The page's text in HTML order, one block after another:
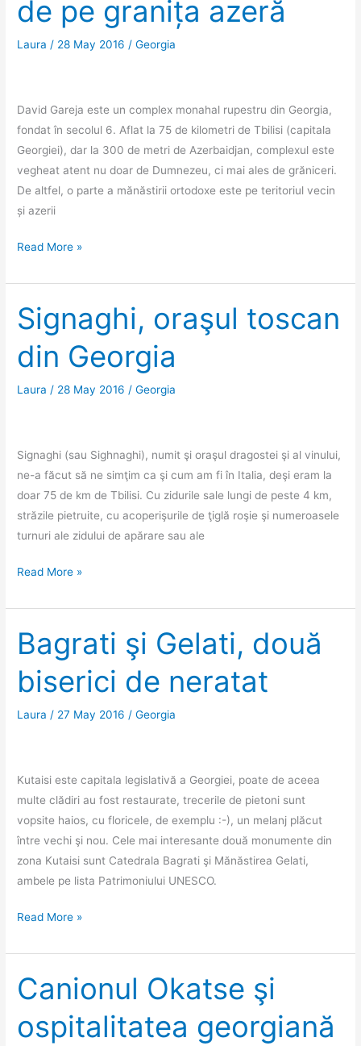
de pe granița azeră
Laura / 28 May 2016 /Georgia
David Gareja este un complex monahal rupestru din Georgia,
fondat în secolul 6. Aflat la 75 de kilometri de Tbilisi (capitala
Georgiei), dar la 300 de metri de Azerbaidjan, complexul este
vegheat atent nu doar de Dumnezeu, ci mai ales de grăniceri.
De altfel, o parte a mănăstirii ortodoxe este pe teritoriul vecin
și azerii
David
mănăstirea
ortodoxă
de
pe
granița
azeră
Read More »
Signaghi, oraşul toscan
din Georgia
Laura / 28 May 2016 /Georgia
Signaghi (sau Sighnaghi), numit şi oraşul dragostei şi al vinului,
ne-a făcut să ne simţim ca şi cum am fi în Italia, deşi eram la
doar 75 de km de Tbilisi. Cu zidurile sale lungi de peste 4 km,
străzile pietruite, cu acoperişurile de ţiglă roşie şi numeroasele
turnuri ale zidului de apărare sau ale
Signaghi,
toscan
din
Georgia
Read More »
Bagrati şi Gelati, două
biserici de neratat
Laura / 27 May 2016 /Georgia
Kutaisi este capitala legislativă a Georgiei, poate de aceea
multe clădiri au fost restaurate, trecerile de pietoni sunt
vopsite haios, cu floricele, de exemplu :-), un melanj plăcut
între vechi şi nou. Cele mai interesante două monumente din
zona Kutaisi sunt Catedrala Bagrati şi Mănăstirea Gelati,
ambele pe lista Patrimoniului UNESCO.
Bagrati
Gelati,
două
biserici
de
neratat
Read More »
Canionul Okatse şi
ospitalitatea georgiană